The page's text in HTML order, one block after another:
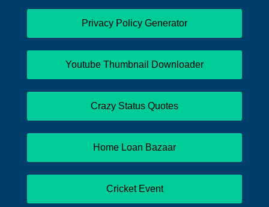
Privacy Policy Generator
Youtube Thumbnail Downloader
Crazy Status Quotes
Home Loan Bazaar
Cricket Event